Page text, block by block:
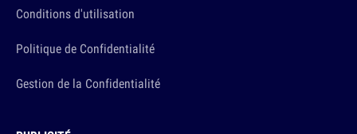
Conditions d'utilisation
Politique de Confidentialité
Gestion de la Confidentialité